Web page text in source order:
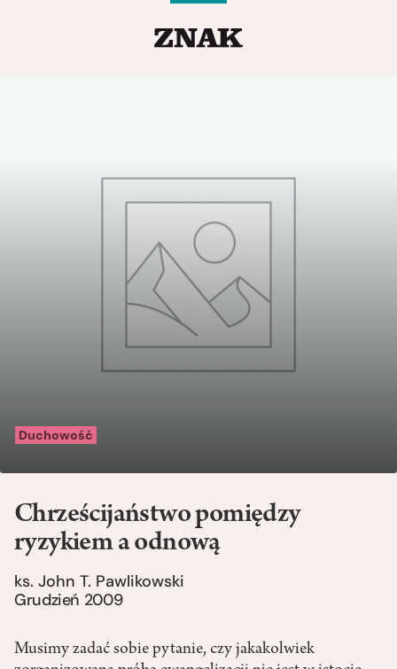
Duchowość
Chrześcijaństwo pomiędzy
ryzykiem a odnową
ks. John T. Pawlikowski
Grudzień 2009
Musimy zadać sobie pytanie, czy jakakolwiek